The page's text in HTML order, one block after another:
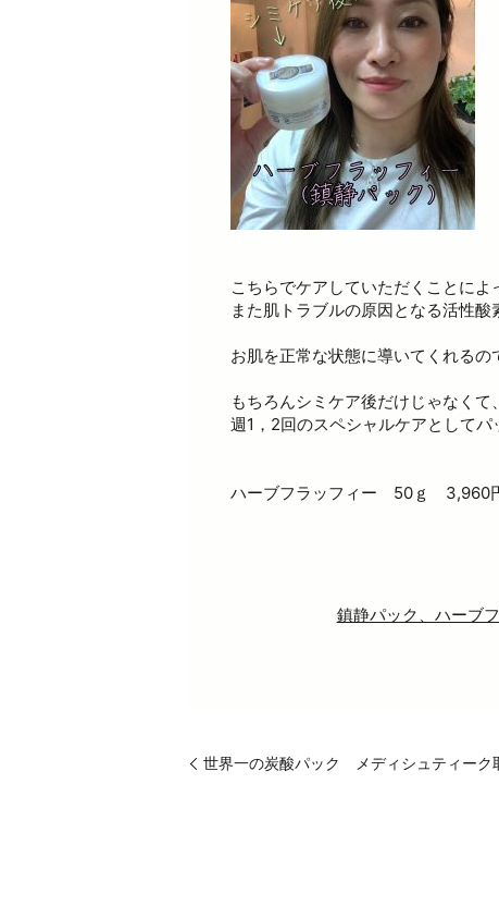
こちらでケアしていただくことによ
また肌トラブルの原因となる活性酸
お肌を正常な状態に導いてくれるの
もちろんシミケア後だけじゃなくて、
週1，2回のスペシャルケアとしてパ
ハーブフラッフィー 50ｇ 3,960円
鎮静パック、ハーブ
世界一の炭酸パック メディシュティーク